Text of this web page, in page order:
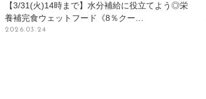
【3/31(火)14時まで】水分補給に役立てよう◎栄
養補完食ウェットフード《8％クー…
2026.03.24